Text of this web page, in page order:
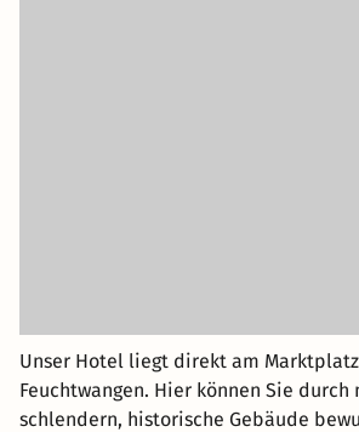
Unser Hotel liegt direkt am
Feuchtwangen. Hier können Sie durch
schlendern, historische Gebäude